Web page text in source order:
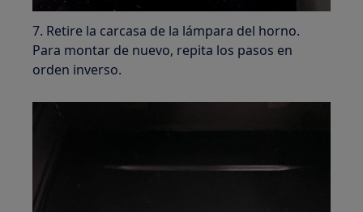
7. Retire la carcasa de la lámpara del horno.
Para montar de nuevo, repita los pasos en
orden inverso.